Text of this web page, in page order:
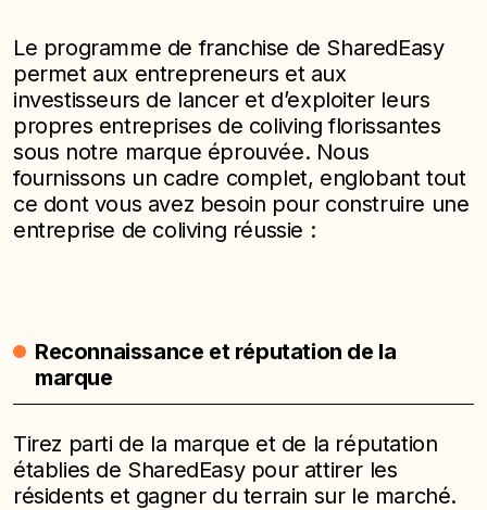
Le programme de franchise de SharedEasy
permet aux entrepreneurs et aux
investisseurs de lancer et d’exploiter leurs
propres entreprises de coliving florissantes
sous notre marque éprouvée. Nous
fournissons un cadre complet, englobant tout
ce dont vous avez besoin pour construire une
entreprise de coliving réussie :
Reconnaissance et réputation de la
marque
Tirez parti de la marque et de la réputation
établies de SharedEasy pour attirer les
résidents et gagner du terrain sur le marché.